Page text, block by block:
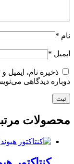
نام *
ایمیل *
ذخیره نام،
دوباره دیدگاهی
محصولات